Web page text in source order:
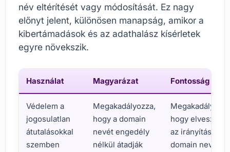
név eltérítését vagy módosítását. Ez nagy
előnyt jelent, különösen manapság, amikor a
kibertámadások és az adathalász kísérletek
egyre növekszik.
Használat Magyarázat Fontosság
Védelem a
jogosulatlan
átutalásokkal
szemben
Megakadályozza,
hogy a domain
nevét engedély
nélkül átadják
hogy elveszítse
az irányítást a
domain neve